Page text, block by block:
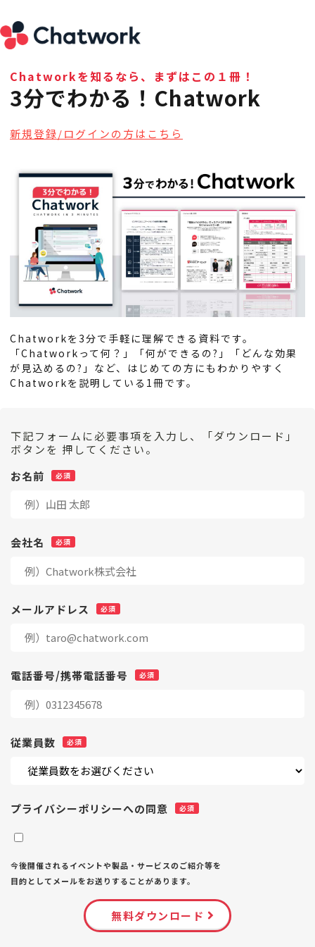
Chatworkを知るなら、まずはこの１冊！
3分でわかる！Chatwork
新規登録/ログインの方はこちら
Chatworkを3分で手軽に理解できる資料です。
「Chatworkって何？」「何ができるの?」「どんな効果
が見込めるの?」など、はじめての方にもわかりやすく
Chatworkを説明している1冊です。
下記フォームに必要事項を入力し、「ダウンロード」
ボタンを 押してください。
お名前
会社名
メールアドレス
電話番号/携帯電話番号
従業員数
プライバシーポリシーへの同意
今後開催されるイベントや製品・サービスのご紹介等を
目的としてメールをお送りすることがあります。
無料ダウンロード